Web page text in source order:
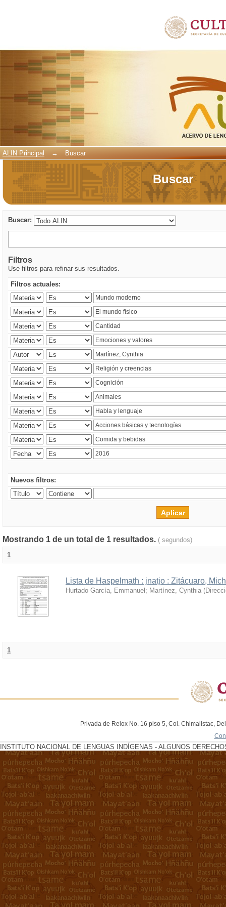
ALIN Principal → Buscar
Buscar
Buscar:
Filtros
Use filtros para refinar sus resultados.
Filtros actuales:
Nuevos filtros:
Mostrando 1 de un total de 1 resultados. ( segundos)
1
Lista de Haspelmath : jnatjo : Zitácuaro,
Hurtado García, Emmanuel ; Martínez, Cynthia (
1
Privada de Relox No. 16 piso 5, Col. Chimalistac,
INSTITUTO NACIONAL DE LENGUAS INDÍGENAS - ALGUNOS